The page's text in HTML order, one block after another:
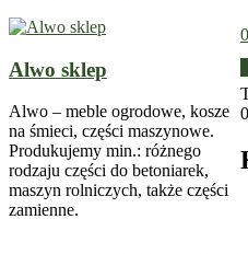
Alwo sklep
Alwo – meble ogrodowe, kosze
na śmieci, części maszynowe.
Produkujemy min.: różnego
rodzaju części do betoniarek,
maszyn rolniczych, także części
zamienne.
0